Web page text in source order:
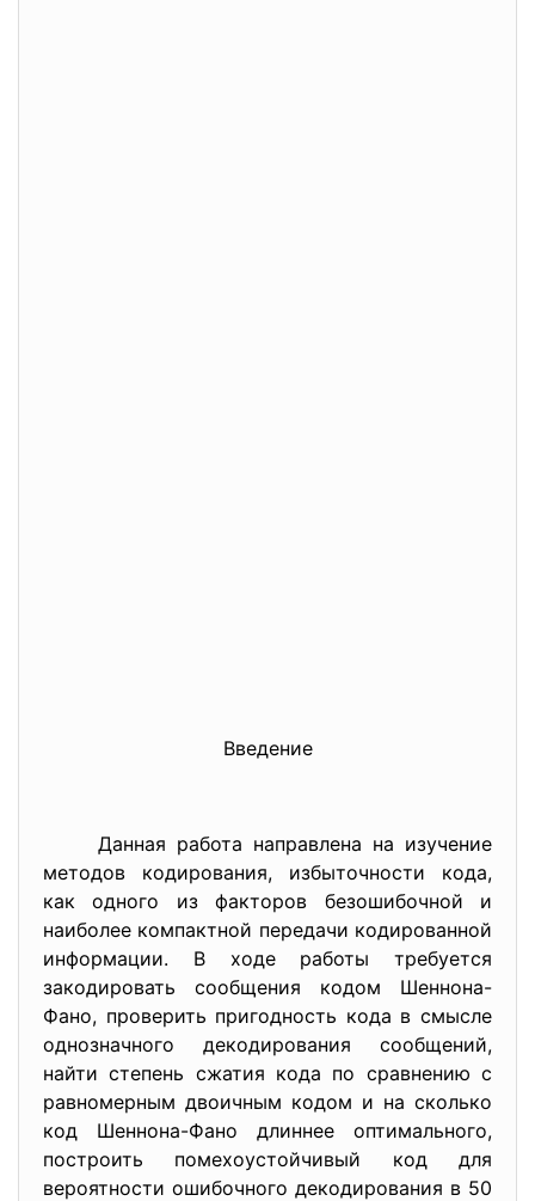
Введение
Данная работа направлена на изучение
методов кодирования, избыточности кода,
как одного из факторов безошибочной и
наиболее компактной передачи кодированной
информации. В ходе работы требуется
закодировать сообщения кодом Шеннона-
Фано, проверить пригодность кода в смысле
однозначного декодирования сообщений,
найти степень сжатия кода по сравнению с
равномерным двоичным кодом и на сколько
код Шеннона-Фано длиннее оптимального,
построить помехоустойчивый код для
вероятности ошибочного декодирования в 50